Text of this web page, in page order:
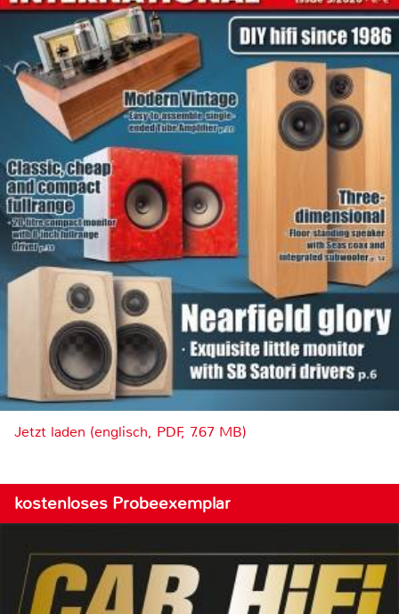
Jetzt laden (englisch, PDF, 7.67 MB)
kostenloses Probeexemplar